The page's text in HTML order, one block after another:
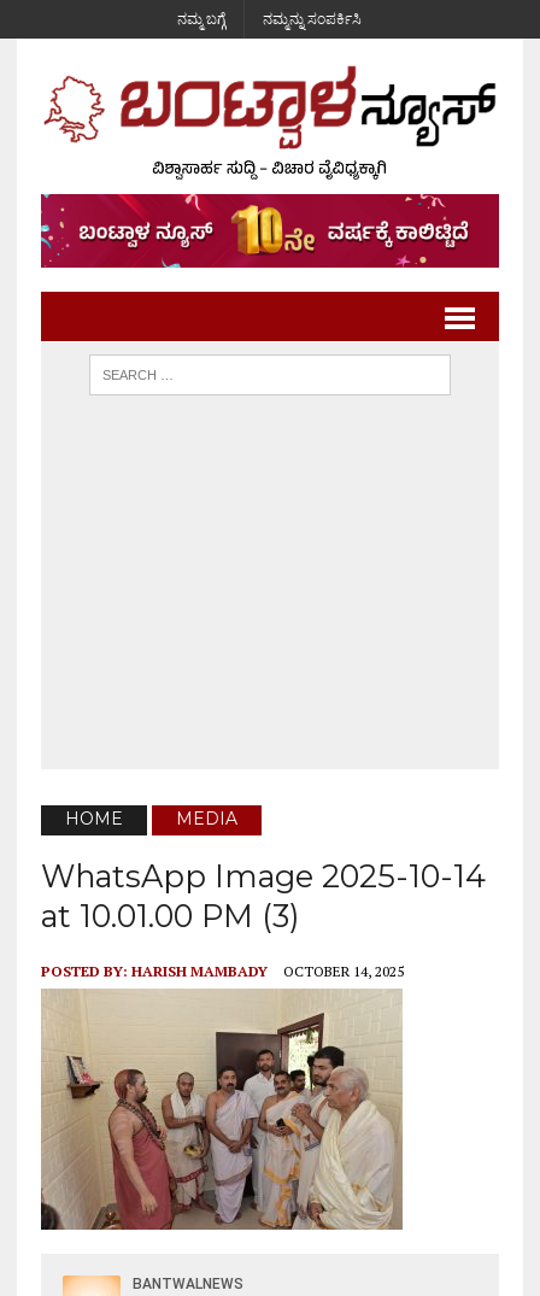
ನಮ್ಮ ಬಗ್ಗೆ ನಮ್ಮನ್ನು ಸಂಪರ್ಕಿಸಿ
HOME MEDIA
WhatsApp Image 2025-10-14
at 10.01.00 PM (3)
POSTED BY: HARISH MAMBADY OCTOBER 14, 2025